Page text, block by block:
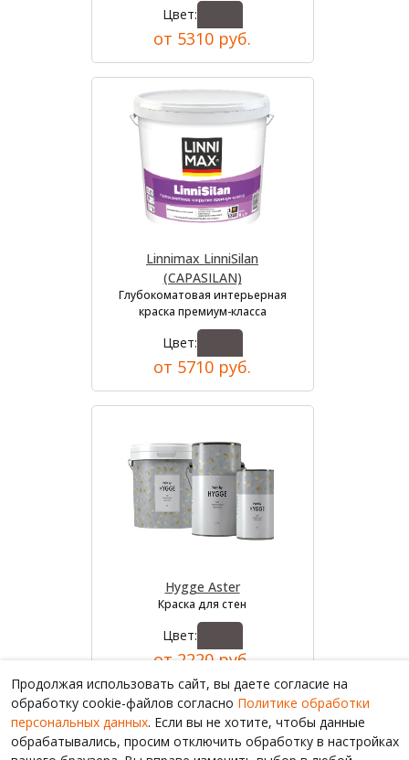
Цвет:
от 5310 руб.
Linnimax LinniSilan
(CAPASILAN)
Глубокоматовая интерьерная
краска премиум-класса
Цвет:
от 5710 руб.
Hygge Aster
Краска для стен
Цвет:
от 2220 руб.
Продолжая использовать сайт, вы даете согласие на
обработку cookie-файлов согласно Политике обработки
персональных данных. Если вы не хотите, чтобы данные
обрабатывались, просим отключить обработку в настройках